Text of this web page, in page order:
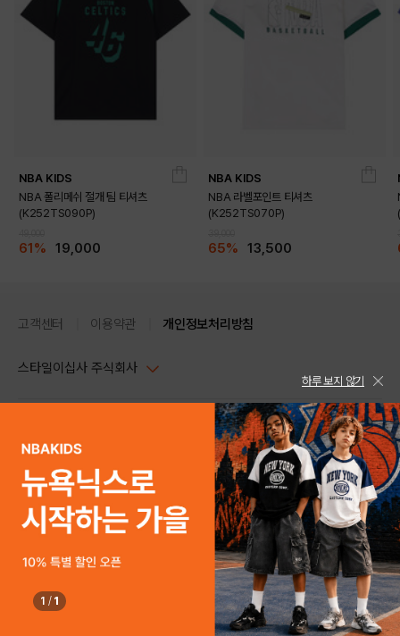
NBA KIDS
NBA 폴리메쉬 절개 팀 티셔츠
(K252TS090P)
61% 19,000
NBA KIDS
NBA 라벨포인트 티셔츠
(K252TS070P)
65% 13,500
구매하기
고객센터 이용약관 개인정보처리방침
스타일이십사 주식회사
주소 : 서울시 강남구 논현로 633, 6층 (논현동, 한세엠케이빌딩)
사업자등록번호 : 116-81-32499
통신판매업신고번호 : 제 2024-서울강남-04239
호스팅 서비스 : 스타일이십사㈜
고객센터 1544-5336(평일 09:00~ 18:00 토/일/공휴일 휴무)
스타일24 고객센터 1544-5336
평일 09:00~ 18:00 (토/일/공휴일 휴무)
help Email : help@style24.com
COPYRIGHTⓒ2021 STYLE24 ALL RIGHTS RESERVED.
하루 보지 않기
1 / 1